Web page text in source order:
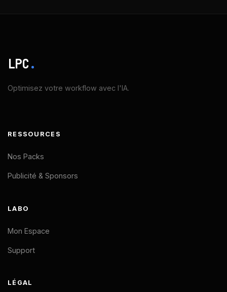
LPC.
Optimisez votre workflow avec l'IA.
RESSOURCES
Nos Packs
Publicité & Sponsors
LABO
Mon Espace
Support
LÉGAL